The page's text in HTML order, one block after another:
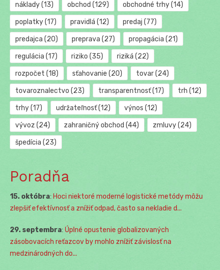
náklady(13) obchod (129) obchodné trhy(14)
poplatky(17) pravidlá (12) predaj (77)
predajca (20) preprava (27) propagácia (21)
regulácia (17) riziko (35) riziká (22)
rozpočet (18) sťahovanie (20) tovar(24)
tovaroznalectvo (23) transparentnosť(17) trh (12)
trhy(17) udržateľnosť(12) výnos (12)
vývoz (24) zahraničný obchod (44) zmluvy(24)
špedícia (23)
Poradňa
15. októbra: Hoci niektoré moderné logistické metódy môžu
zlepšiť efektívnosť a znížiť odpad, často sa nekladie d...
29. septembra: Úplné opustenie globalizovaných
zásobovacích reťazcov by mohlo znížiť závislosť na
medzinárodných do...